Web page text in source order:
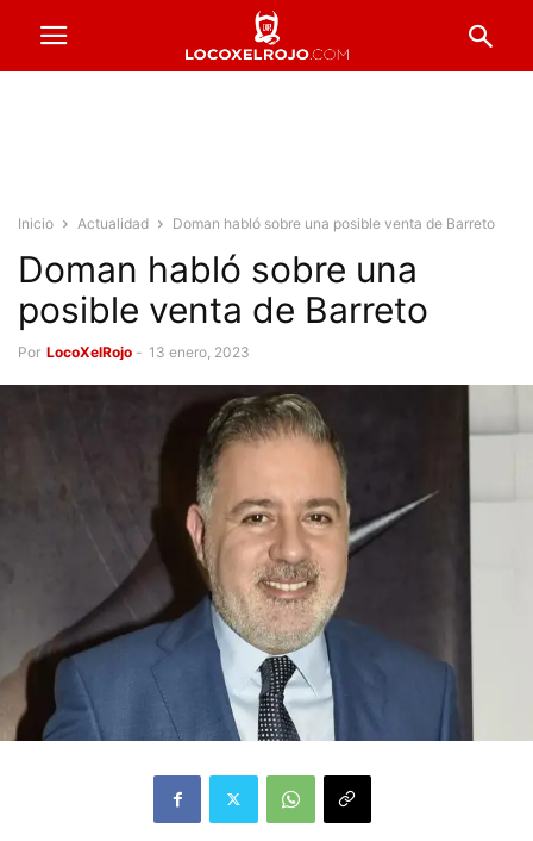
Inicio Actualidad Doman habló sobre una posible venta de Barreto
Doman habló sobre una
posible venta de Barreto
Por LocoXelRojo - 13 enero, 2023